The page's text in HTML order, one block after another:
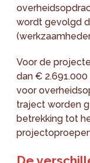
wordt gevolgd
Voor de
dan €
voor
traject worden
betrekking tot